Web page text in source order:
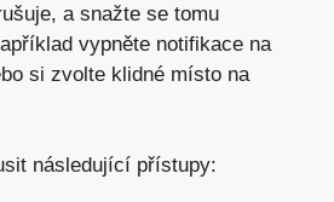
a snažte se tomu
vypněte notifikace na
si zvolte klidné místo na
následující přístupy: